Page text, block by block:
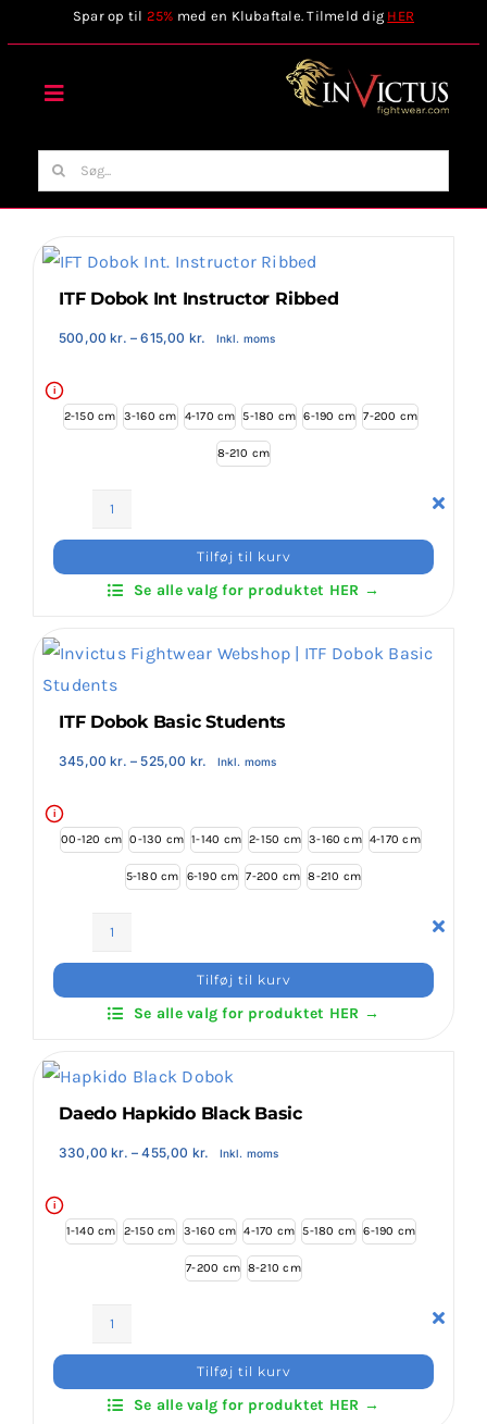
to
Spar op til 25% med en Klubaftale. Tilmeld dig HER
Toggle
Forside
Stilart / Kampsport
Klubaftalesider – Find din klub
Brodering / Tryk
FAQ’s
Kontakt Invictus Fightwear
Om Invictus Fightwear
Information
Nyheder
Login Klubaftale
Søg
efter:
ITF Dobok Int Instructor Ribbed
500,00kr. – 615,00 kr. Prisinterval:
Inkl. moms
i
2-150 cm 3-160 cm 4-170 cm 5-180 cm 6-190 cm 7-200 cm
8-210 cm
Int
Instructor
antal
Tilføj til kurv
Se alle valg for produktet HER →
ITF Dobok Basic Students
345,00kr. – 525,00 kr. Prisinterval:
Inkl. moms
i
00-120 cm 0-130 cm 1-140 cm 2-150 cm 3-160 cm 4-170 cm
5-180 cm 6-190 cm 7-200 cm 8-210 cm
Basic
Students
Tilføj til kurv
Se alle valg for produktet HER →
Daedo Hapkido Black Basic
330,00kr. – 455,00 kr. Prisinterval:
Inkl. moms
i
1-140 cm 2-150 cm 3-160 cm 4-170 cm 5-180 cm 6-190 cm
7-200 cm 8-210 cm
Black
Basic
Tilføj til kurv
Se alle valg for produktet HER →